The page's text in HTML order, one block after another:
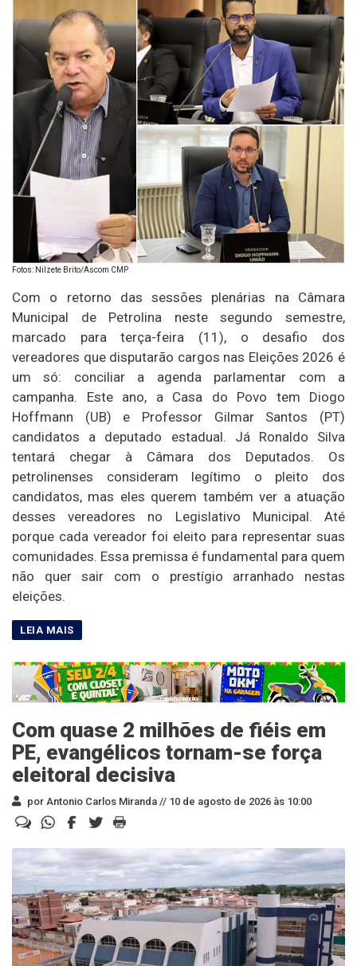
Fotos: Nilzete Brito/Ascom CMP
Com o retorno das sessões plenárias na Câmara
Municipal de Petrolina neste segundo semestre,
marcado para terça-feira (11), o desafio dos
vereadores que disputarão cargos nas Eleições 2026 é
um só: conciliar a agenda parlamentar com a
campanha. Este ano, a Casa do Povo tem Diogo
Hoffmann (UB) e Professor Gilmar Santos (PT)
candidatos a deputado estadual. Já Ronaldo Silva
tentará chegar à Câmara dos Deputados. Os
petrolinenses consideram legítimo o pleito dos
candidatos, mas eles querem também ver a atuação
desses vereadores no Legislativo Municipal. Até
porque cada vereador foi eleito para representar suas
comunidades. Essa premissa é fundamental para quem
não quer sair com o prestígio arranhado nestas
eleições.
Com quase 2 milhões de fiéis em
PE, evangélicos tornam-se força
eleitoral decisiva
por Antonio Carlos Miranda // 10 de agosto de 2026 às 10:00